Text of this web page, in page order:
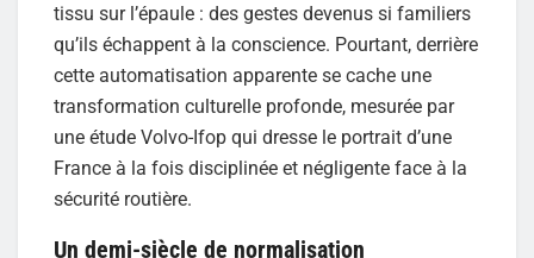
tissu sur l’épaule : des gestes devenus si familiers
qu’ils échappent à la conscience. Pourtant, derrière
cette automatisation apparente se cache une
transformation culturelle profonde, mesurée par
une étude Volvo-Ifop qui dresse le portrait d’une
France à la fois disciplinée et négligente face à la
sécurité routière.
Un demi-siècle de normalisation